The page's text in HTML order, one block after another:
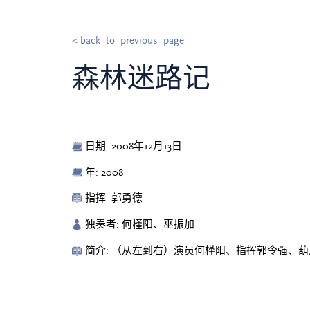
< back_to_previous_page
森林迷路记
日期: 2008年12月13日
年: 2008
指挥: 郭勇德
独奏者: 何槿阳、巫振加
简介: （从左到右）演员何槿阳、指挥郭令强、